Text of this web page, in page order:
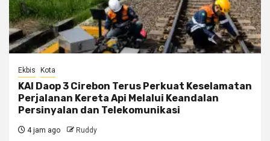
Ekbis Kota
KAI Daop 3 Cirebon Terus Perkuat Keselamatan
Perjalanan Kereta Api Melalui Keandalan
Persinyalan dan Telekomunikasi
4 jam ago Ruddy